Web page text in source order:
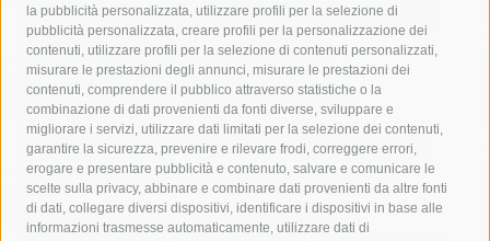
la pubblicità personalizzata, utilizzare profili per la selezione di
pubblicità personalizzata, creare profili per la personalizzazione dei
contenuti, utilizzare profili per la selezione di contenuti personalizzati,
misurare le prestazioni degli annunci, misurare le prestazioni dei
contenuti, comprendere il pubblico attraverso statistiche o la
combinazione di dati provenienti da fonti diverse, sviluppare e
migliorare i servizi, utilizzare dati limitati per la selezione dei contenuti,
garantire la sicurezza, prevenire e rilevare frodi, correggere errori,
erogare e presentare pubblicità e contenuto, salvare e comunicare le
scelte sulla privacy, abbinare e combinare dati provenienti da altre fonti
di dati, collegare diversi dispositivi, identificare i dispositivi in base alle
informazioni trasmesse automaticamente, utilizzare dati di
Asl Napoli 3 sud
capitaneria di porto capri
carabinieri
castellammare di stabia
circumvesuviana
comune di sorrento
concerto
contagi
costiera amalfitana
covid-19 eav
elezioni
fondazione sorrento
gori guardia costiera
incidente
lavori
lorenzo balducelli mare
massa lubrense
massimo coppola
Meta napoli
ordinanza